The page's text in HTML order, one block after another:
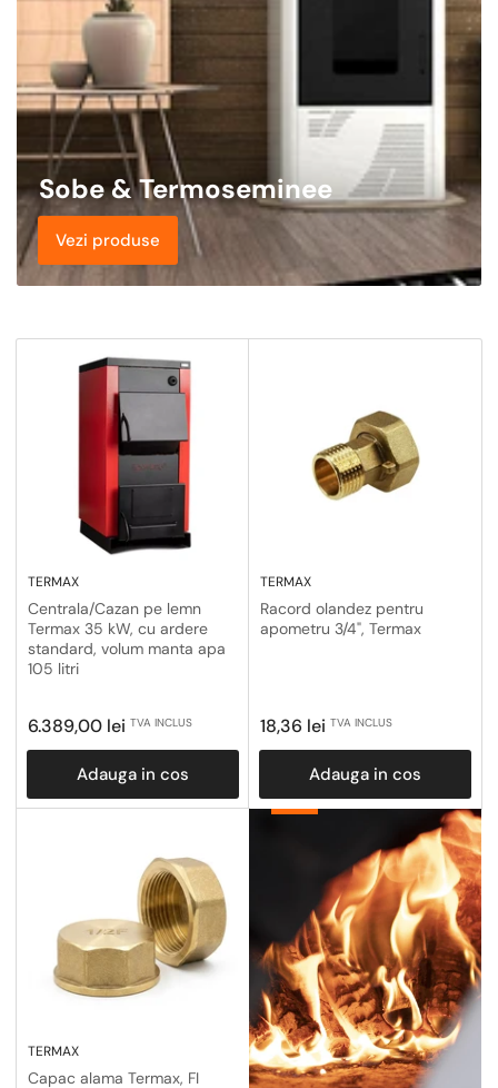
Sobe & Termoseminee
Vezi produse
TERMAX
Centrala/Cazan pe lemn
Termax 35 kW, cu ardere
standard, volum manta apa
105 litri
Pret
obisnuit
6.389,00 lei TVA INCLUS
Adauga in cos
TERMAX
Racord olandez pentru
apometru 3/4", Termax
Pret
obisnuit
18,36 lei TVA INCLUS
Adauga in cos
TERMAX
Capac alama Termax, FI
Centrale